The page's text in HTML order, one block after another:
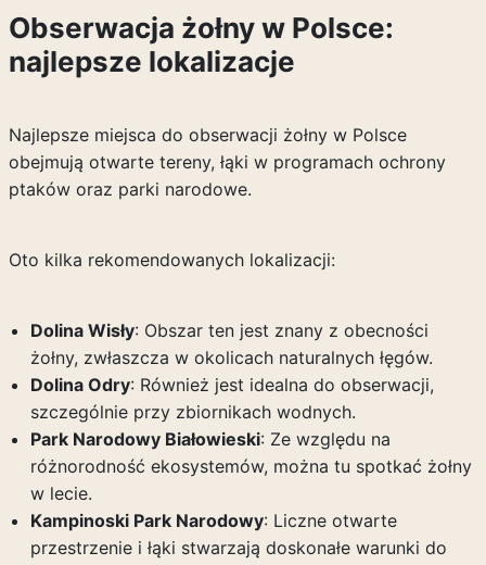
Obserwacja żołny w Polsce:
najlepsze lokalizacje
Najlepsze miejsca do obserwacji żołny w Polsce
obejmują otwarte tereny, łąki w programach ochrony
ptaków oraz parki narodowe.
Oto kilka rekomendowanych lokalizacji:
Dolina Wisły: Obszar ten jest znany z obecności
żołny, zwłaszcza w okolicach naturalnych łęgów.
Dolina Odry: Również jest idealna do obserwacji,
szczególnie przy zbiornikach wodnych.
Park Narodowy Białowieski: Ze względu na
różnorodność ekosystemów, można tu spotkać żołny
w lecie.
Kampinoski Park Narodowy: Liczne otwarte
przestrzenie i łąki stwarzają doskonałe warunki do